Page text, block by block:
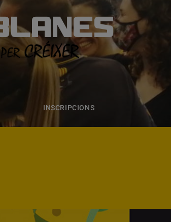
INSCRIPCIONS
INSCRIPCIONS